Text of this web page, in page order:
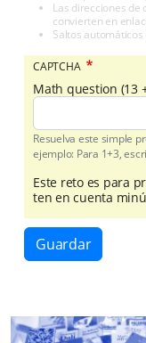
Las direcciones de
convierten en
Saltos
CAPTCHA
Math question (13
Resuelva este simple
ejemplo: Para 1+3,
Este reto es para
ten en cuenta
Guardar